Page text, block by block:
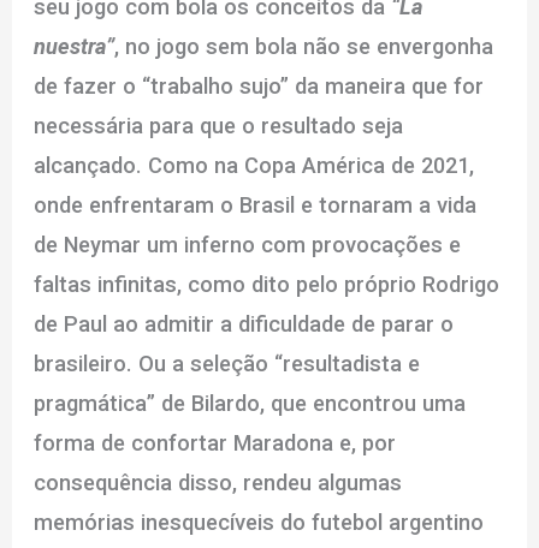
seu jogo com bola os conceitos da “La
nuestra”, no jogo sem bola não se envergonha
de fazer o “trabalho sujo” da maneira que for
necessária para que o resultado seja
alcançado. Como na Copa América de 2021,
onde enfrentaram o Brasil e tornaram a vida
de Neymar um inferno com provocações e
faltas infinitas, como dito pelo próprio Rodrigo
de Paul ao admitir a dificuldade de parar o
brasileiro. Ou a seleção “resultadista e
pragmática” de Bilardo, que encontrou uma
forma de confortar Maradona e, por
consequência disso, rendeu algumas
memórias inesquecíveis do futebol argentino